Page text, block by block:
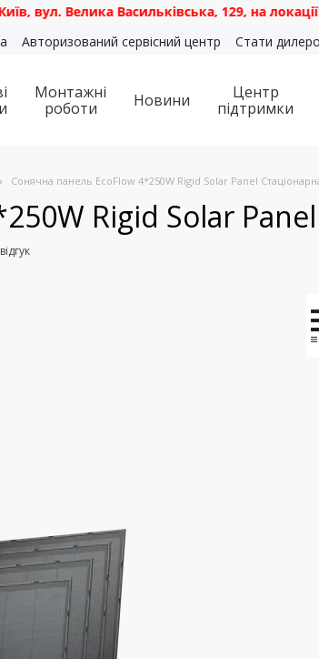
Васильківська, 129, на локації
Авторизований сервісний центр Стати
Монтажні
роботи
Новини
Центр
підтримки
Сонячна панель EcoFlow 4*250W Rigid Solar Panel
Rigid Solar